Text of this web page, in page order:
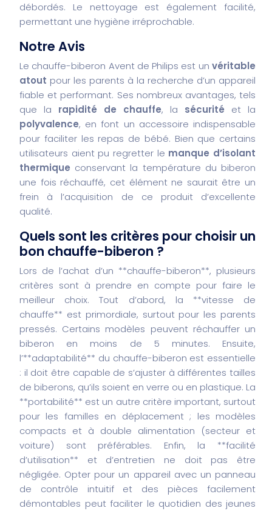
débordés. Le nettoyage est également facilité,
permettant une hygiène irréprochable.
Notre Avis
Le chauffe-biberon Avent de Philips est un véritable
atout pour les parents à la recherche d’un appareil
fiable et performant. Ses nombreux avantages, tels
que la rapidité de chauffe, la sécurité et la
polyvalence, en font un accessoire indispensable
pour faciliter les repas de bébé. Bien que certains
utilisateurs aient pu regretter le manque d’isolant
thermique conservant la température du biberon
une fois réchauffé, cet élément ne saurait être un
frein à l’acquisition de ce produit d’excellente
qualité.
Quels sont les critères pour choisir un
bon chauffe-biberon ?
Lors de l’achat d’un **chauffe-biberon**, plusieurs
critères sont à prendre en compte pour faire le
meilleur choix. Tout d’abord, la **vitesse de
chauffe** est primordiale, surtout pour les parents
pressés. Certains modèles peuvent réchauffer un
biberon en moins de 5 minutes. Ensuite,
l’**adaptabilité** du chauffe-biberon est essentielle
: il doit être capable de s’ajuster à différentes tailles
de biberons, qu’ils soient en verre ou en plastique. La
**portabilité** est un autre critère important, surtout
pour les familles en déplacement ; les modèles
compacts et à double alimentation (secteur et
voiture) sont préférables. Enfin, la **facilité
d’utilisation** et d’entretien ne doit pas être
négligée. Opter pour un appareil avec un panneau
de contrôle intuitif et des pièces facilement
démontables peut faciliter le quotidien des jeunes